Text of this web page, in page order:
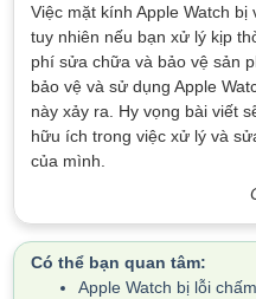
Việc mặt kính Apple Watch bị
tuy nhiên nếu bạn xử lý kịp
phí sửa chữa và bảo vệ sản
bảo vệ và sử dụng Apple
này xảy ra. Hy vọng bài viết
hữu ích trong việc xử lý và
của mình.
Có thể bạn quan tâm:
Apple Watch bị lỗi